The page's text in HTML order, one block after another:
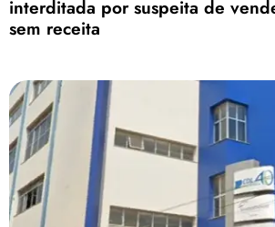
interditada por suspeita de
sem receita